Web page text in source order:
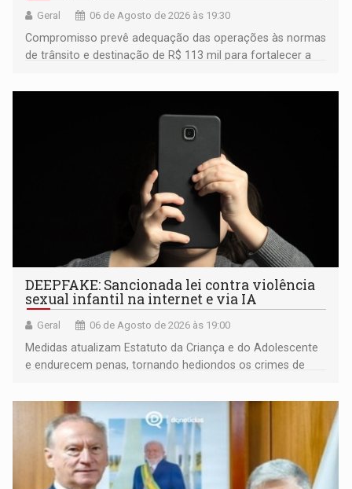
Geral 06 de Agosto de 2026 às 19:30
Compromisso prevê adequação das operações às normas
de trânsito e destinação de R$ 113 mil para fortalecer a
DEEPFAKE: Sancionada lei contra violência
sexual infantil na internet e via IA
Geral 06 de Agosto de 2026 às 19:00
Medidas atualizam Estatuto da Criança e do Adolescente
e endurecem penas, tornando hediondos os crimes de